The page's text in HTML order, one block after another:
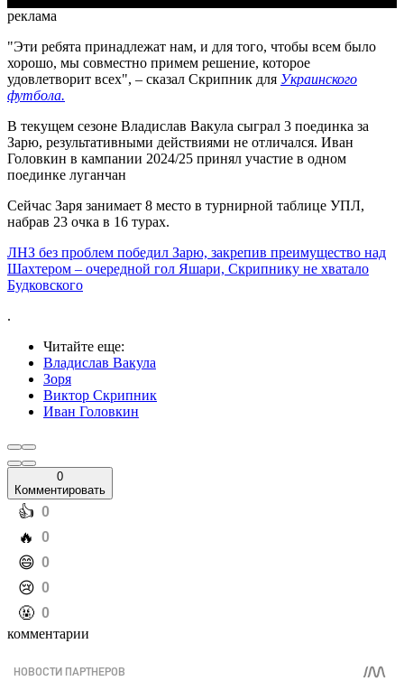
реклама
"Эти ребята принадлежат нам, и для того, чтобы всем было
хорошо, мы совместно примем решение, которое
удовлетворит всех", – сказал Скрипник для Украинского
футбола.
В текущем сезоне Владислав Вакула сыграл 3 поединка за
Зарю, результативными действиями не отличался. Иван
Головкин в кампании 2024/25 принял участие в одном
поединке луганчан
Сейчас Заря занимает 8 место в турнирной таблице УПЛ,
набрав 23 очка в 16 турах.
ЛНЗ без проблем победил Зарю, закрепив преимущество над
Шахтером – очередной гол Яшари, Скрипнику не хватало
Будковского
.
Читайте еще:
Владислав Вакула
Зоря
Виктор Скрипник
Иван Головкин
0
Комментировать
️👍 0
️🔥 0
️😄 0
️😢 0
️🤬 0
комментарии